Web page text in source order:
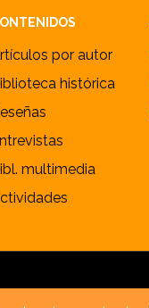
por autor
histórica
multimedia